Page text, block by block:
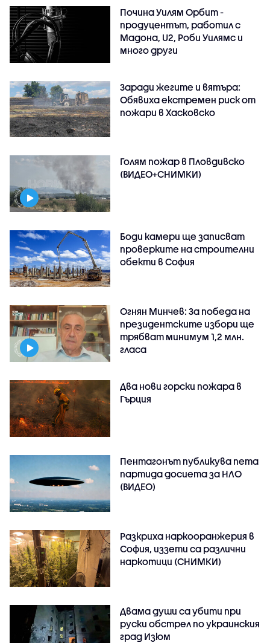
Почина Уилям Орбит -
продуцентът, работил с
Мадона, U2, Роби Уилямс и
много други
Заради жегите и вятъра:
Обявиха екстремен риск от
пожари в Хасковско
Голям пожар в Пловдивско
(ВИДЕО+СНИМКИ)
Боди камери ще записват
проверките на строителни
обекти в София
Огнян Минчев: За победа на
президентските избори ще
трябват минимум 1,2 млн.
гласа
Два нови горски пожара в
Гърция
Пентагонът публикува пета
партида досиета за НЛО
(ВИДЕО)
Разкриха наркооранжерия в
София, иззети са различни
наркотици (СНИМКИ)
Двама души са убити при
руски обстрeл по украинския
град Изюм